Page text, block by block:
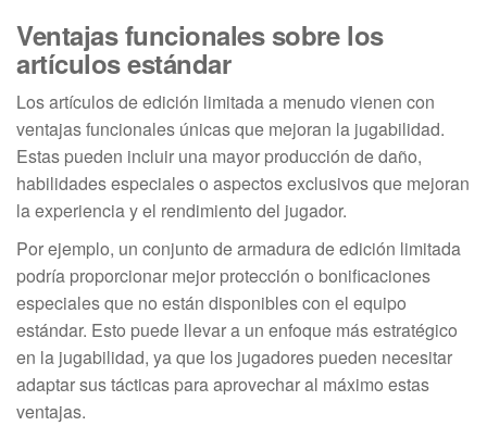
Ventajas funcionales sobre los
artículos estándar
Los artículos de edición limitada a menudo vienen con
ventajas funcionales únicas que mejoran la jugabilidad.
Estas pueden incluir una mayor producción de daño,
habilidades especiales o aspectos exclusivos que mejoran
la experiencia y el rendimiento del jugador.
Por ejemplo, un conjunto de armadura de edición limitada
podría proporcionar mejor protección o bonificaciones
especiales que no están disponibles con el equipo
estándar. Esto puede llevar a un enfoque más estratégico
en la jugabilidad, ya que los jugadores pueden necesitar
adaptar sus tácticas para aprovechar al máximo estas
ventajas.